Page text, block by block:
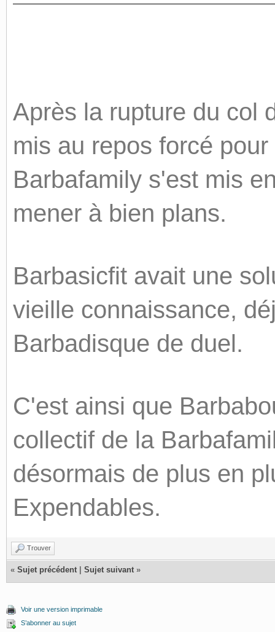
Après la rupture du col
mis au repos forcé
Barbafamily s'est mis
mener à bien plans.
Barbasicfit avait une
vieille connaissance,
Barbadisque de duel.
C'est ainsi que
collectif de la
désormais de plus en
Expendables.
Trouver
« Sujet précédent Sujet suivant »
Voir une version imprimable
S’abonner au sujet